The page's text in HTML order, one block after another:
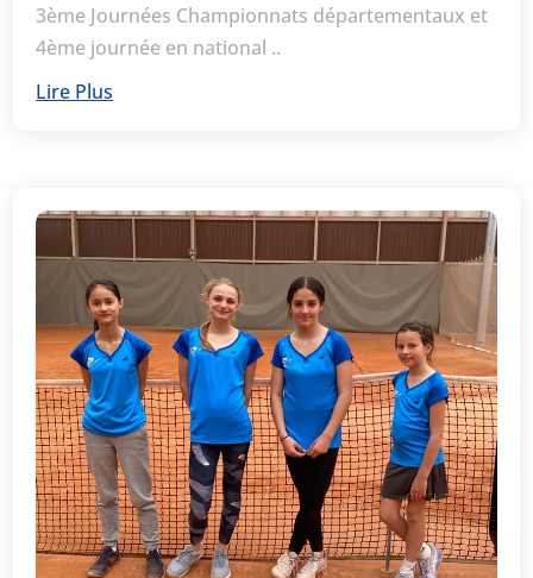
3ème Journées Championnats départementaux et
4ème journée en national ..
Lire Plus